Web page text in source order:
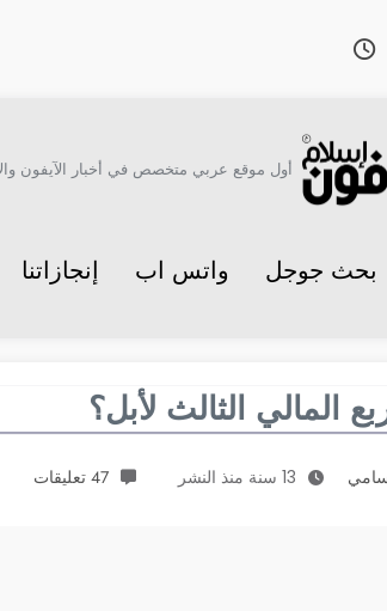
أول موقع عربي متخصص في أخبار الآيفون
بحث جوجل واتس اب إنجازاتنا
المالي الثالث لأبل؟
13 سنة منذ النشر 47 تعليقات